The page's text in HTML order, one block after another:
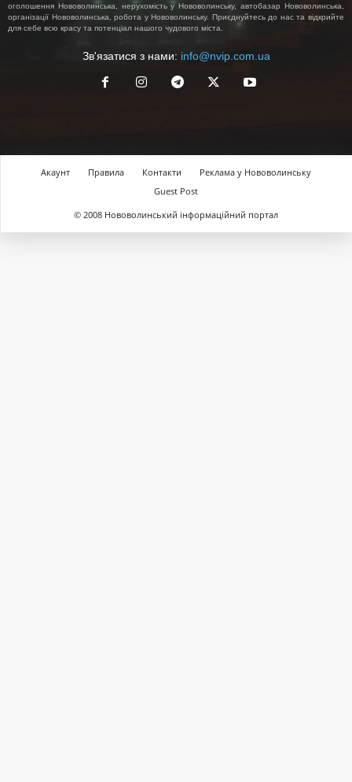
оголошення Нововолинська, нерухомість у Нововолинську, автобазар Нововолинська,
організації Нововолинська, робота у Нововолинську. Приєднуйтесь до нас та відкрийте
для себе всю красу та потенціал нашого чудового міста.
Зв'язатися з нами: info@nvip.com.ua
Акаунт Правила Контакти
Реклама у Нововолинську
Guest Post
© 2008 Нововолинський інформаційний портал